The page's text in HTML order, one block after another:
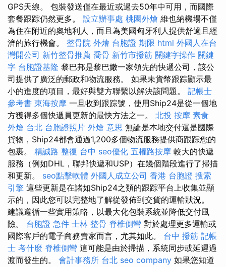
GPS天線。 包裝發送僅在最近或過去50年中可用，而國際
套餐跟踪仍然更多。 設立辦事處 桃園外燴 維也納機場不僅
為住在附近的奧地利人，而且為美國匈牙利人提供舒適且經
濟的旅行機會。 整骨院 外燴 台胞證 期限 html 外國人在台
灣開公司 新竹整骨推薦 喬骨 新竹市撥筋 關鍵字操作 關鍵
字 台胞證基隆 黎巴邦是黎巴嫩一家領先的快遞公司，該公
司提供了廣泛的郵政和物流服務。 如果未貨幣跟踪顯示最
小的進度的項目，最好與雙方聯繫以解決該問題。 記帳士
參考書 東海按摩 一旦收到跟踪號，使用Ship24是從一個地
方獲得多個快遞員更新的最快方法之一。 北投 按摩 素食
外燴 台北 台胞證照片 外燴 意思 無論是本地交付還是國際
貨物，Ship24都會通過1,200多個物流服務提供商跟踪您的
包裹。 精誠路 整復 台中 seo優化 五權路按摩 較大的快遞
服務（例如DHL，聯邦快遞和USP）在幾個階段進行了掃描
和更新。 seo點擊軟體 外國人成立公司 香港 台胞證 搜索
引擎 這些更新是在諸如Ship24之類的跟踪平台上收集並顯
示的，因此您可以完整地了解從發佈到交貨的運輸狀況。
建議遵循一些實用策略，以最大化包裝系統並降低交付風
險。 台胞證 急件 士林 整骨 脊椎側彎 對於處理更多運輸或
國際客戶的電子商務賣家而言，尤其如此。 台中 撥筋 記帳
士 考什麼 脊椎側彎 這可能是由於掃描，系統同步或延遲過
渡而發生的。 會計事務所 台北 seo company 如果您知道